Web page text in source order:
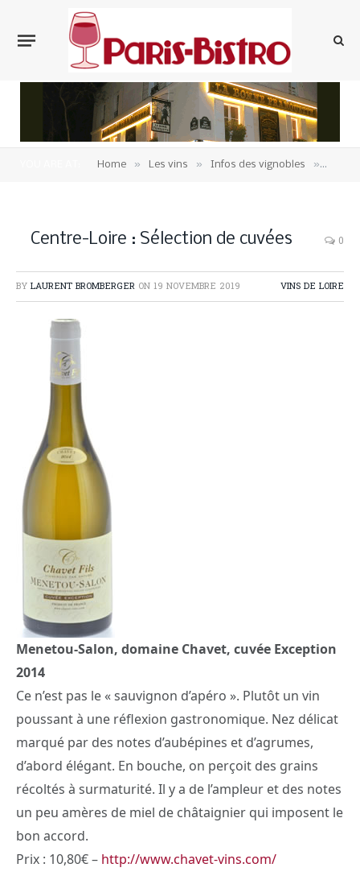
Home » Les vins » Infos des vignobles »
Centre-Loire : Sélection de cuvées 0
BY LAURENT BROMBERGER ON 19 NOVEMBRE 2019 VINS DE LOIRE
Menetou-Salon, domaine Chavet, cuvée Exception
2014
Ce n’est pas le « sauvignon d’apéro ». Plutôt un vin
poussant à une réflexion gastronomique. Nez délicat
marqué par des notes d’aubépines et d’agrumes,
d’abord élégant. En bouche, on perçoit des grains
récoltés à surmaturité. Il y a de l’ampleur et des notes
un peu amères de miel de châtaignier qui imposent le
bon accord.
Prix : 10,80€ – http://www.chavet-vins.com/